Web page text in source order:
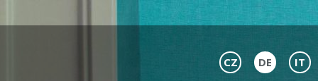
CZ DE IT